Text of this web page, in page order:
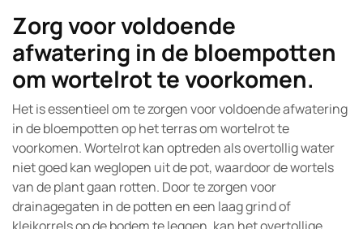
Zorg voor voldoende
afwatering in de bloempotten
om wortelrot te voorkomen.
Het is essentieel om te zorgen voor voldoende afwatering
in de bloempotten op het terras om wortelrot te
voorkomen. Wortelrot kan optreden als overtollig water
niet goed kan weglopen uit de pot, waardoor de wortels
van de plant gaan rotten. Door te zorgen voor
drainagegaten in de potten en een laag grind of